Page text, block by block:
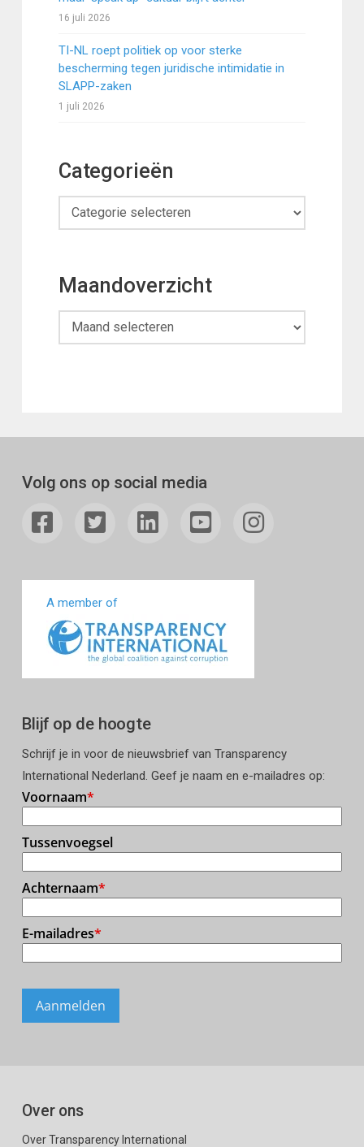
16 juli 2026
TI-NL roept politiek op voor sterke
bescherming tegen juridische intimidatie in
SLAPP-zaken
1 juli 2026
Categorieën
Categorieën
Maandoverzicht
Maandoverzicht
Volg ons op social media
A member of
Blijf op de hoogte
Schrijf je in voor de nieuwsbrief van Transparency
International Nederland. Geef je naam en e-mailadres op:
Over ons
Over Transparency International